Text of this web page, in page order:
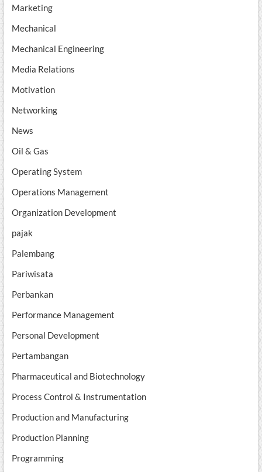
Marketing
Mechanical
Mechanical Engineering
Media Relations
Motivation
Networking
News
Oil & Gas
Operating System
Operations Management
Organization Development
pajak
Palembang
Pariwisata
Perbankan
Performance Management
Personal Development
Pertambangan
Pharmaceutical and Biotechnology
Process Control & Instrumentation
Production and Manufacturing
Production Planning
Programming